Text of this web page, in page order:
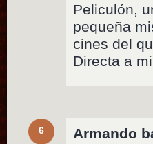
Peliculón,
pequeña
cines del
Directa a
6 Armando